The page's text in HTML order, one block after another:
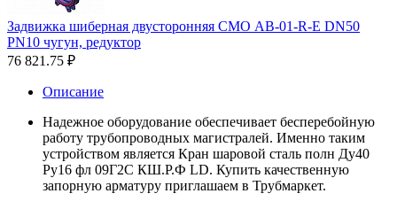
Задвижка шиберная двусторонняя СМО AВ-01-R-Е DN50
PN10 чугун, редуктор
76 821.75 ₽
Описание
Надежное оборудование обеспечивает бесперебойную
работу трубопроводных магистралей. Именно таким
устройством является Кран шаровой сталь полн Ду40
Ру16 фл 09Г2С КШ.Р.Ф LD. Купить качественную
запорную арматуру приглашаем в Трубмаркет.